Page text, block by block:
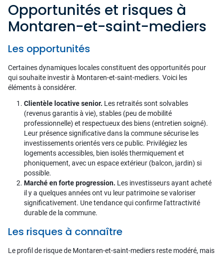
Opportunités et risques à
Montaren-et-saint-mediers
Les opportunités
Certaines dynamiques locales constituent des opportunités pour
qui souhaite investir à Montaren-et-saint-mediers. Voici les
éléments à considérer.
Clientèle locative senior. Les retraités sont solvables
(revenus garantis à vie), stables (peu de mobilité
professionnelle) et respectueux des biens (entretien soigné).
Leur présence significative dans la commune sécurise les
investissements orientés vers ce public. Privilégiez les
logements accessibles, bien isolés thermiquement et
phoniquement, avec un espace extérieur (balcon, jardin) si
possible.
Marché en forte progression. Les investisseurs ayant acheté
il y a quelques années ont vu leur patrimoine se valoriser
significativement. Une tendance qui confirme l'attractivité
durable de la commune.
Les risques à connaître
Le profil de risque de Montaren-et-saint-mediers reste modéré, mais